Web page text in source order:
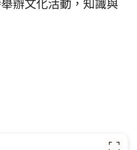
辦文化活動，知識與